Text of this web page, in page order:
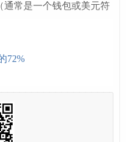
通常是一个钱包或美元符
通常会有一个
总资产折线图，下方是您
72%